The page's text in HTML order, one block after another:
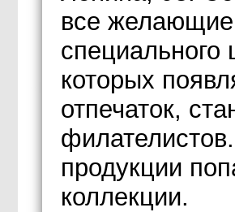
все желающие
которых
отпечаток,
продукции
коллекции.